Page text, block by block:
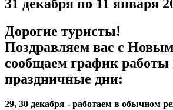
31 декабря по 11 января
Дорогие туристы!
Поздравляем вас с
сообщаем график работы
праздничные дни:
29, 30 декабря - работаем в обычном